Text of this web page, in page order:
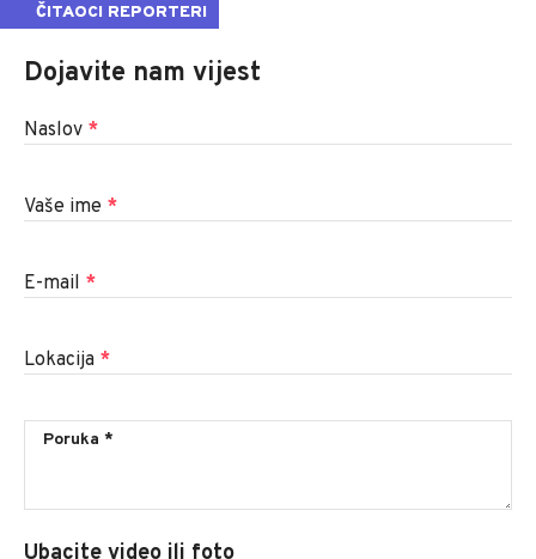
ČITAOCI REPORTERI
Dojavite nam vijest
Naslov *
Vaše ime *
E-mail *
Lokacija *